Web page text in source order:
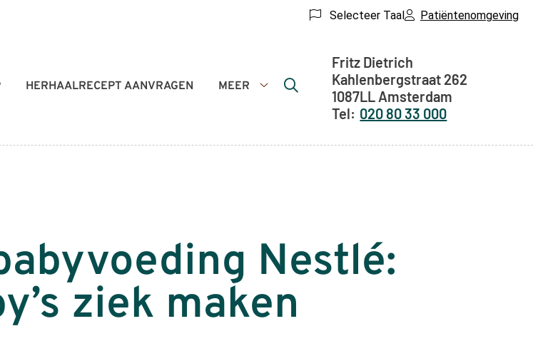
Selecteer Taal Patiëntenomgeving
HERHAALRECEPT AANVRAGEN
MEER
Adresgegevens
Fritz Dietrich
Kahlenbergstraat 262
1087LL Amsterdam
020 80 33 000
Nestlé:
ziek maken